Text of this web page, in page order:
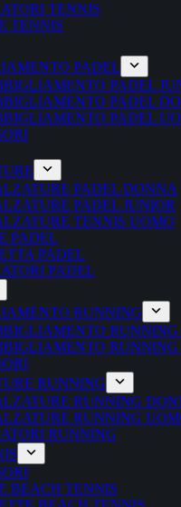
TENNIS
TENNIS
PADEL
PADEL
PADEL
PADEL
PADEL DONNA
PADEL JUNIOR
TENNIS UOMO
PADEL
PADEL
PADEL
RUNNING
RUNNING
RUNNING
RUNNING
RUNNING
RUNNING
RUNNING
BEACH TENNIS